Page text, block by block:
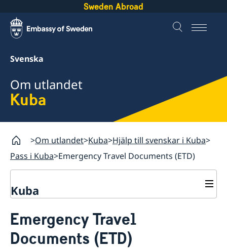
Sweden Abroad
Svenska
Om utlandet
Kuba
Om utlandet Kuba Hjälp till svenskar i Kuba
Pass i Kuba Emergency Travel Documents (ETD)
Kuba
Hjälp till svenskar i Kuba
Rösta i Kuba
Emergency Travel
Documents (ETD)